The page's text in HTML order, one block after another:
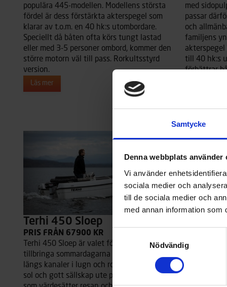
Samtycke
Denna webbplats använder
Vi använder
sociala medier och
till de sociala medier och
med annan information som
Nödvändig
populära 445-modellen. Modellens största
fördel är dess förstärkta akterspegel som
klarar av t.o.m. en 40 hk:s utombordare.
Speciellt då båten ofta körs tungt lastad
eller med 3-5 personer ombord, kommer den
större motorn väl till pass. Rorkultsstyrd
version.
Läs mer
med
passar
och
familjens
till 40 hk:s
förbättrar
Terhi 450 Sloep
PRIS FRÅN 67900 KR
Terhi 450 Sloep är valet för dig som vill
tillbringa sommardagarna med att kryssa
längs kanaler i lugn och ro, eller njuta av
sol och gott sällskap ute på sjön – för dig
Terhi 450
längs
sol och